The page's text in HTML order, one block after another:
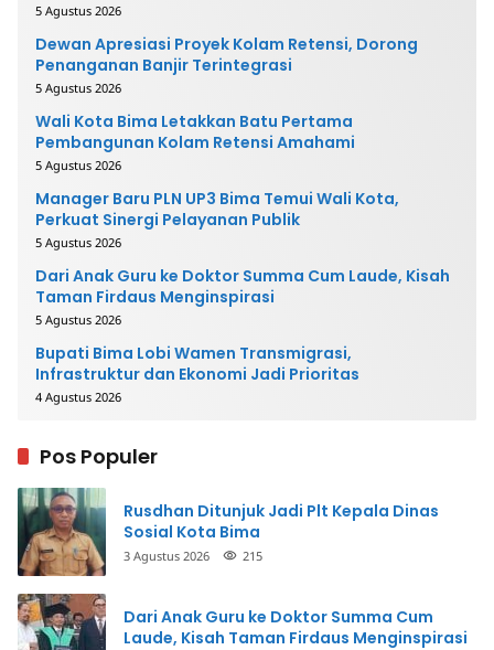
5 Agustus 2026
Dewan Apresiasi Proyek Kolam Retensi, Dorong
Penanganan Banjir Terintegrasi
5 Agustus 2026
Wali Kota Bima Letakkan Batu Pertama
Pembangunan Kolam Retensi Amahami
5 Agustus 2026
Manager Baru PLN UP3 Bima Temui Wali Kota,
Perkuat Sinergi Pelayanan Publik
5 Agustus 2026
Dari Anak Guru ke Doktor Summa Cum Laude, Kisah
Taman Firdaus Menginspirasi
5 Agustus 2026
Bupati Bima Lobi Wamen Transmigrasi,
Infrastruktur dan Ekonomi Jadi Prioritas
4 Agustus 2026
Pos Populer
Rusdhan Ditunjuk Jadi Plt Kepala Dinas
Sosial Kota Bima
3 Agustus 2026 215
Dari Anak Guru ke Doktor Summa Cum
Laude, Kisah Taman Firdaus Menginspirasi